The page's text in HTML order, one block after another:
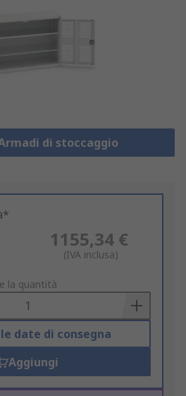
di stoccaggio
1155,34 €
(IVA inclusa)
la quantità
date di consegna
Aggiungi